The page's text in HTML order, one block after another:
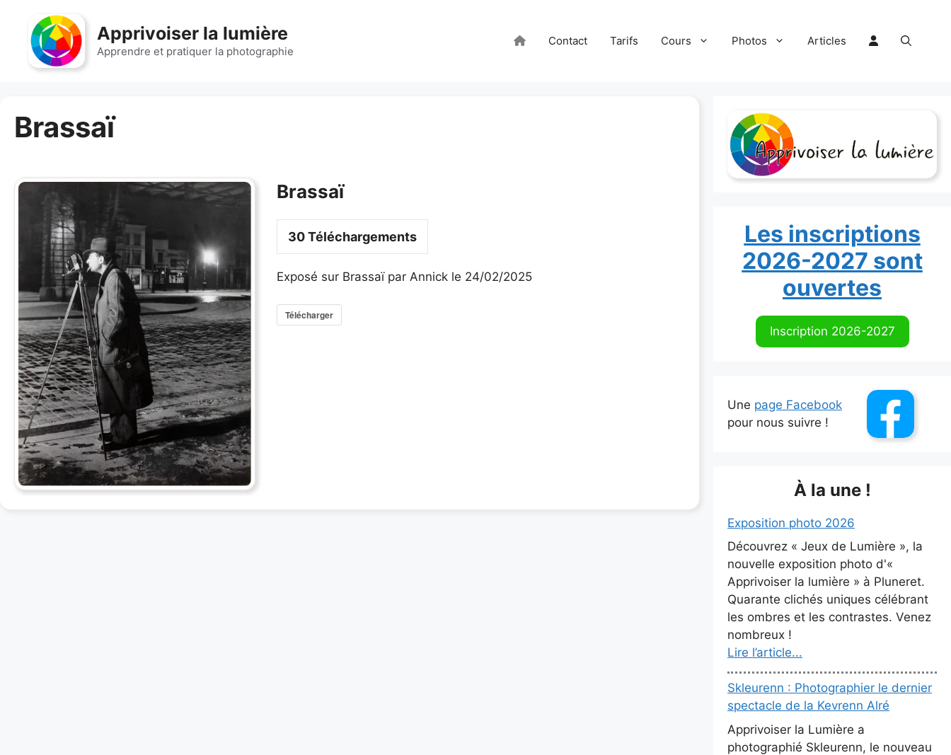
contenu
Apprivoiser la lumière
Apprendre et pratiquer la photographie
Contact Tarifs Cours Photos Articles
Brassaï
Brassaï
30Téléchargements
Exposé sur Brassaï par Annick le 24/02/2025
Télécharger
Les inscriptions
2026-2027 sont
ouvertes
Inscription 2026-2027
Une page Facebook
pour nous suivre !
À la une !
Exposition photo 2026
Découvrez « Jeux de Lumière », la
nouvelle exposition photo d'«
Apprivoiser la lumière » à Pluneret.
Quarante clichés uniques célébrant
les ombres et les contrastes. Venez
nombreux !
Lire l’article...
Skleurenn : Photographier le dernier
spectacle de la Kevrenn Alré
Apprivoiser la Lumière a
photographié Skleurenn, le nouveau